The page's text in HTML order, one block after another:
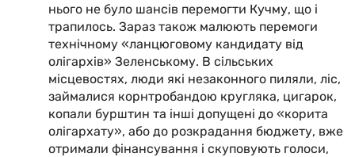
нього не було шансів перемогти Кучму, що і
трапилось. Зараз також малюють перемоги
технічному «ланцюговому кандидату від
олігархів» Зеленському. В сільських
місцевостях, люди які незаконного пиляли, ліс,
займалися корнтробандою кругляка, цигарок,
копали бурштин та інші допущені до «корита
олігархату», або до розкрадання бюджету, вже
отримали фінансування і скуповують голоси,